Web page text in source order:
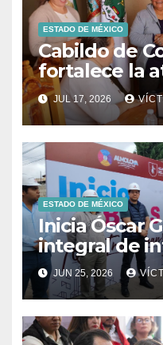
ESTADO DE MÉXICO
Cabildo de
fortalece la
ciudadana y
decisiones
JUL 17, 2026
ESTADO DE MÉXICO
Inicia Óscar
integral de
JUN 25, 2026